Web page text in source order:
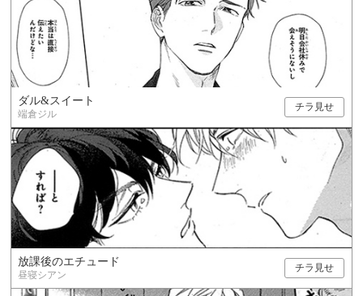
ダル&スイート
端倉ジル
チラ見せ
放課後のエチュード
昼寝シアン
チラ見せ